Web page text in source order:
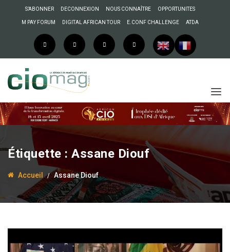
S’ABONNER DECONNEXION NOUS CONNAÎTRE OPPORTUNITES
M PAY FORUM DIGITAL AFRICAN TOUR E.CONF CHALLENGE ATDA
Étiquette : Assane Diouf
Accueil Assane Diouf